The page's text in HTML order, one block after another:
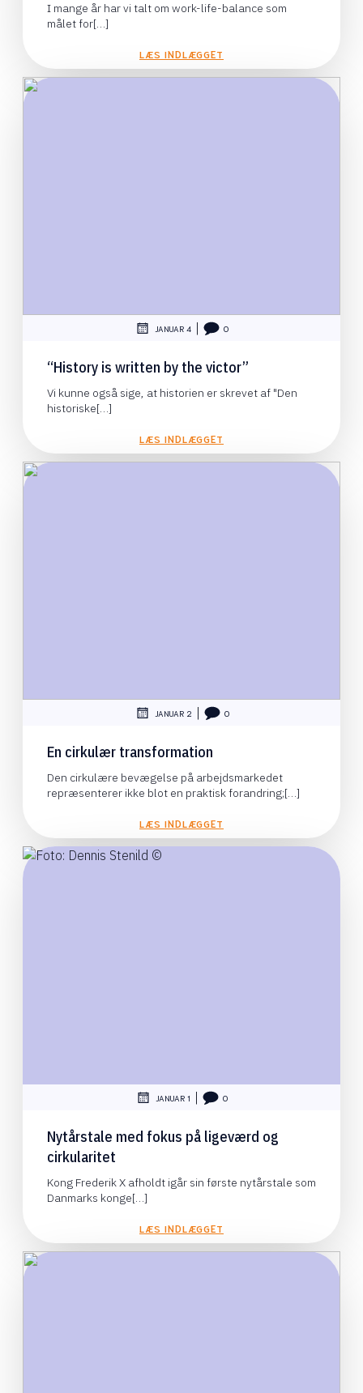
I mange år har vi talt om work-life-balance som
målet for[…]
LÆS INDLÆGGET
JANUAR 4 0
“History is written by the victor”
Vi kunne også sige, at historien er skrevet af "Den
historiske[…]
LÆS INDLÆGGET
JANUAR 2 0
En cirkulær transformation
Den cirkulære bevægelse på arbejdsmarkedet
repræsenterer ikke blot en praktisk forandring;[…]
LÆS INDLÆGGET
JANUAR 1 0
Nytårstale med fokus på ligeværd og
cirkularitet
Kong Frederik X afholdt igår sin første nytårstale som
Danmarks konge[…]
LÆS INDLÆGGET